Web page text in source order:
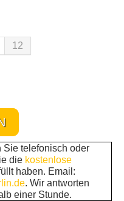
12
Sie telefonisch oder
die kostenlose
haben. Email:
. Wir antworten
einer Stunde.